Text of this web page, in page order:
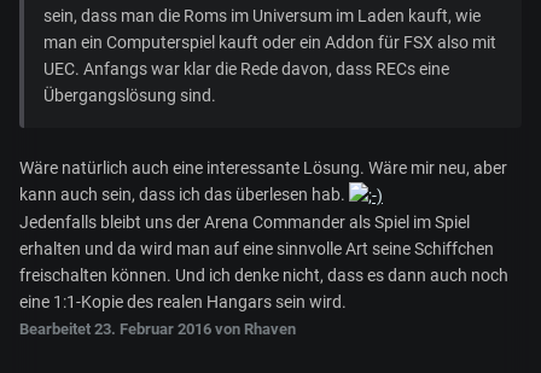
sein, dass man die Roms im Universum im Laden kauft, wie
man ein Computerspiel kauft oder ein Addon für FSX also mit
UEC. Anfangs war klar die Rede davon, dass RECs eine
Übergangslösung sind.
Wäre natürlich auch eine interessante Lösung. Wäre mir neu, aber
kann auch sein, dass ich das überlesen hab.
Jedenfalls bleibt uns der Arena Commander als Spiel im Spiel
erhalten und da wird man auf eine sinnvolle Art seine Schiffchen
freischalten können. Und ich denke nicht, dass es dann auch noch
eine 1:1-Kopie des realen Hangars sein wird.
Bearbeitet 23. Februar 2016 von Rhaven